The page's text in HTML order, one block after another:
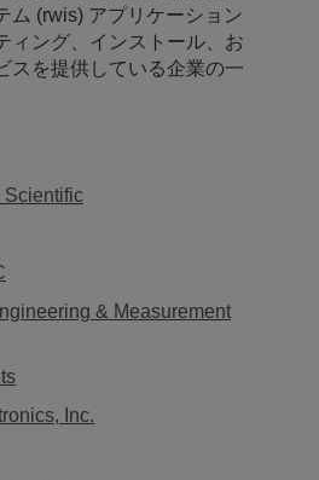
ム (rwis) アプリケーション
ィング、インストール、お
スを提供している企業の一
Scientific
& Measurement
Inc.